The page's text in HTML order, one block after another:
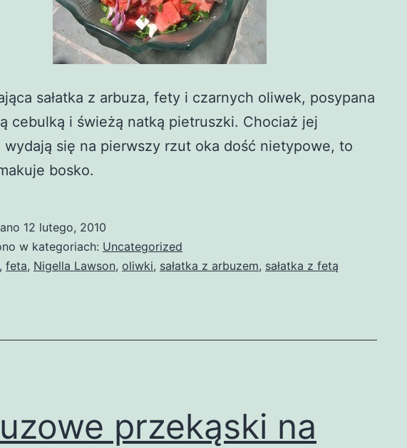
sałatka z arbuza, fety i czarnych oliwek, posypana
cebulką i świeżą natką pietruszki. Chociaż jej
wydają się na pierwszy rzut oka dość nietypowe, to
bosko.
12 lutego, 2010
w kategoriach: Uncategorized
, feta, Nigella Lawson, oliwki, sałatka z arbuzem, sałatka z fetą
przekąski na